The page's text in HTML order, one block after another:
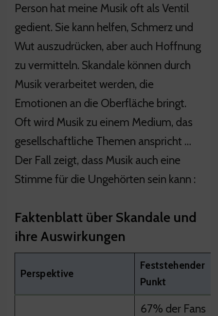
Person hat meine Musik oft als Ventil
gedient. Sie kann helfen, Schmerz und
Wut auszudrücken, aber auch Hoffnung
zu vermitteln. Skandale können durch
Musik verarbeitet werden, die
Emotionen an die Oberfläche bringt.
Oft wird Musik zu einem Medium, das
gesellschaftliche Themen anspricht …
Der Fall zeigt, dass Musik auch eine
Stimme für die Ungehörten sein kann :
Faktenblatt über Skandale und
ihre Auswirkungen
Perspektive
Feststehender
Punkt
67% der Fans